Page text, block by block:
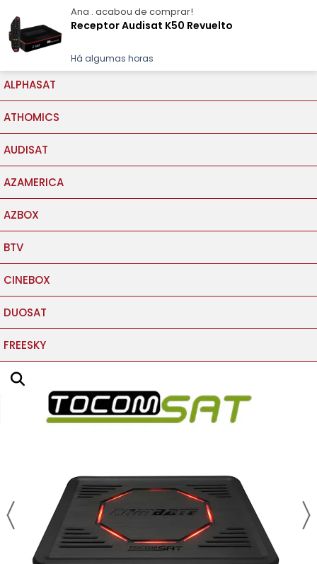
contato@satcia.com.br
Satcia
ALPHASAT
ATHOMICS
AUDISAT
AZAMERICA
AZBOX
BTV
CINEBOX
DUOSAT
FREESKY
Ana . acabou de comprar!
Receptor Audisat K50 Revuelto
Há algumas horas